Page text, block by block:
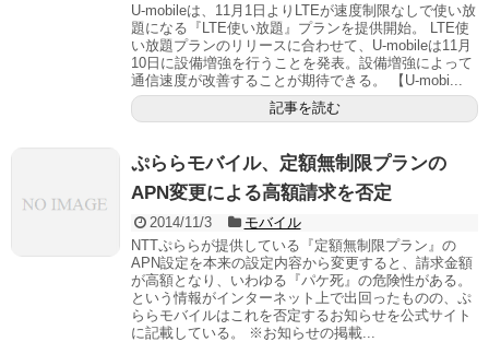
U-mobileは、11月1日よりLTEが速度制限なしで使い放
題になる『LTE使い放題』プランを提供開始。 LTE使
い放題プランのリリースに合わせて、U-mobileは11月
10日に設備増強を行うことを発表。設備増強によって
通信速度が改善することが期待できる。 【U-mobi...
記事を読む
ぷららモバイル、定額無制限プランの
APN変更による高額請求を否定
2014/11/3
モバイル
NTTぷららが提供している『定額無制限プラン』の
APN設定を本来の設定内容から変更すると、請求金額
が高額となり、いわゆる『パケ死』の危険性がある。
という情報がインターネット上で出回ったものの、ぷ
ららモバイルはこれを否定するお知らせを公式サイト
に記載している。 ※お知らせの掲載...